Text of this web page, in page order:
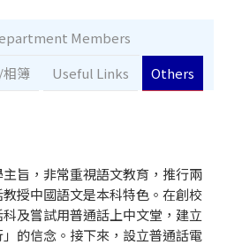
Members
簿 Useful Links Others
旨，非常重視語文教育，推行兩
授中國語文是本科特色。在創校
及嘗試用普通話上中文堂，建立
」的信念。接下來，設立普通話電